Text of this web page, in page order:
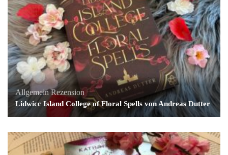
Allgemein Rezension
Lidwicc Island College of Floral Spells von Andreas Dutter